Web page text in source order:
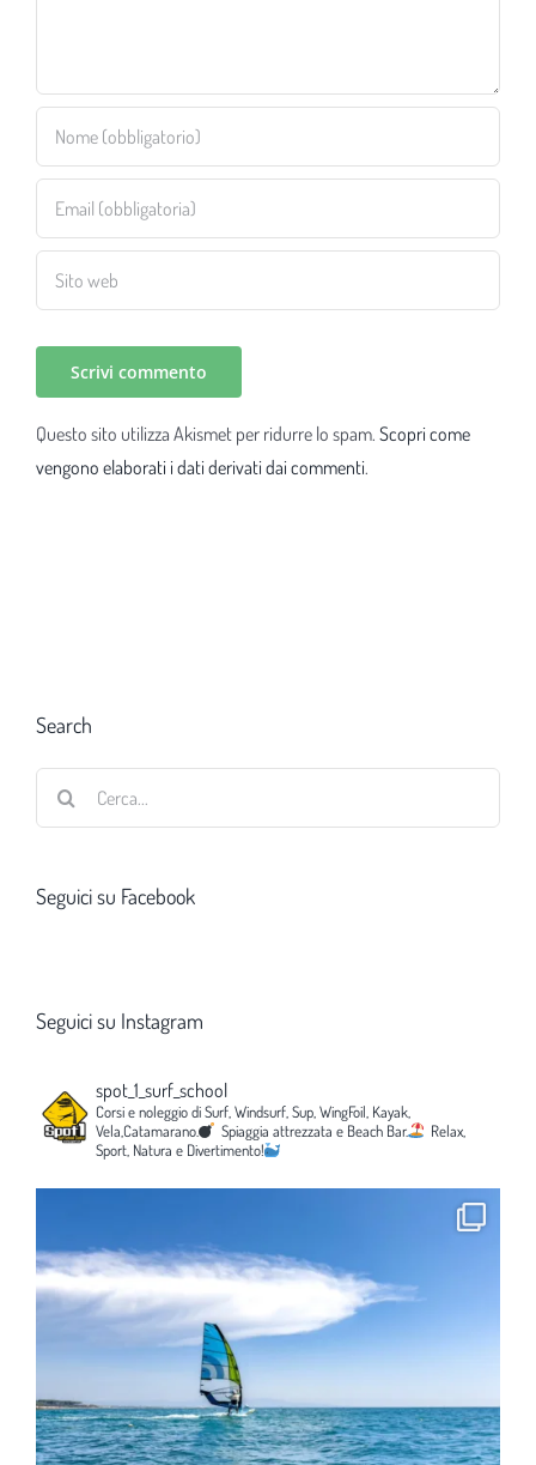
Questo sito utilizza Akismet per ridurre lo spam. Scopri come
vengono elaborati i dati derivati dai commenti.
Search
Seguici su Facebook
Seguici su Instagram
spot_1_surf_school
Corsi e noleggio di Surf, Windsurf, Sup, WingFoil, Kayak,
Vela,Catamarano.
Spiaggia attrezzata e Beach Bar.
Relax,
Sport, Natura e Divertimento!